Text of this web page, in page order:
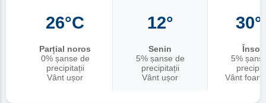
26°C
Parțial noros
0% șanse de
precipitații
Vânt ușor
12°
Senin
5% șanse de
precipitații
Vânt ușor
5%
Vânt